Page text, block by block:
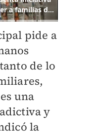
pide a
de lo
una
y
la